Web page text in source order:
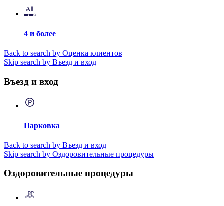
4 и более
Back to search by Оценка клиентов
Skip search by Въезд и вход
Въезд и вход
Парковка
Back to search by Въезд и вход
Skip search by Оздоровительные процедуры
Оздоровительные процедуры